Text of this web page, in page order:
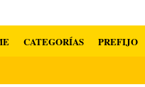
CATEGORÍAS PREFIJO